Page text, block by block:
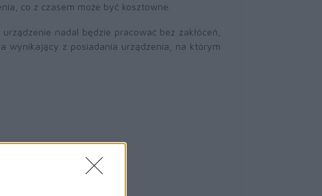
co z czasem może być kosztowne.
nadal będzie pracować bez zakłóceń,
wynikający z posiadania urządzenia, na którym